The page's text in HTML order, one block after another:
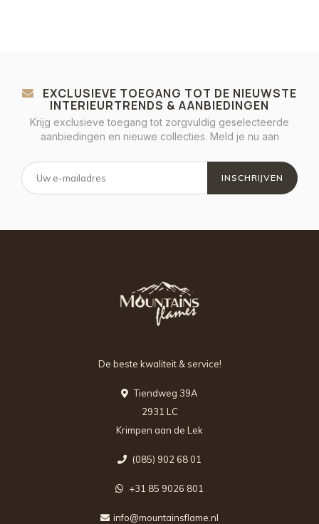
EXCLUSIEVE TOEGANG TOT DE NIEUWSTE
INTERIEURTRENDS & AANBIEDINGEN
Krijg exclusieve toegang tot zorgvuldig geselecteerde
aanbiedingen en nieuwe collecties. Meld je nu aan
INSCHRIJVEN
De beste kwaliteit & service!
Tiendweg 39A
2931 LC
Krimpen aan de Lek
(085) 902 68 01
+31 85 9026 801
info@mountainsflame.nl